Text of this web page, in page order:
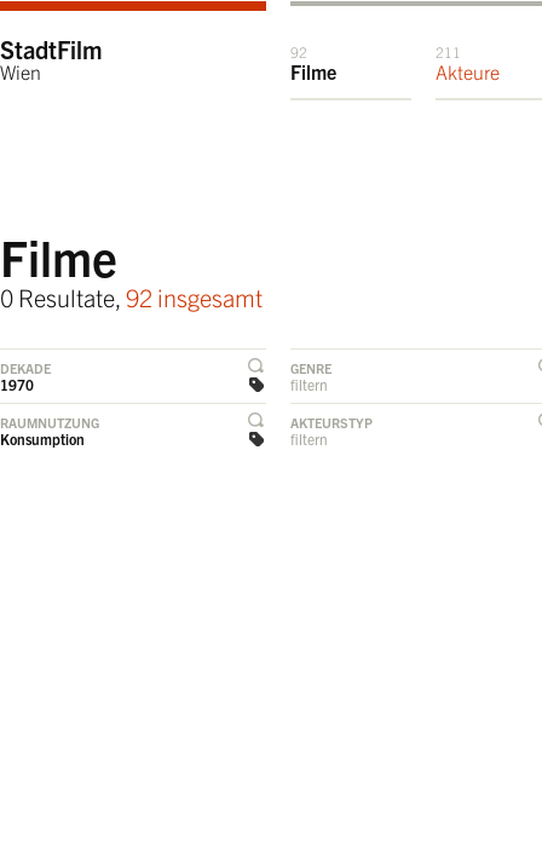
StadtFilm
Wien
92
Filme
211
Akteure
Filme
0 Resultate, 92 insgesamt
DEKADE
1970
GENRE
filtern
RAUMNUTZUNG
Konsumption
AKTEURSTYP
filtern